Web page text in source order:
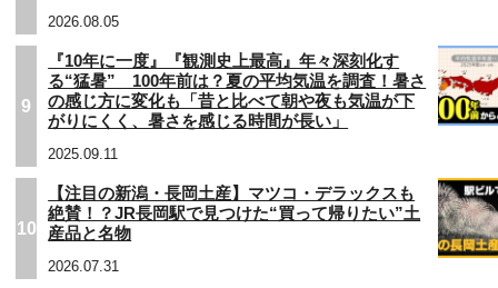
2026.08.05
9
『10年に一度』『観測史上最高』年々深刻化す
る“猛暑” 100年前は？夏の平均気温を調査！暑さ
の感じ方に変化も「昔と比べて朝や夜も気温が下
がりにくく、暑さを感じる時間が長い」
2025.09.11
10
【注目の新潟・長岡土産】マツコ・デラックスも
絶賛！？JR長岡駅で見つけた“買って帰りたい”土
産品と名物
2026.07.31